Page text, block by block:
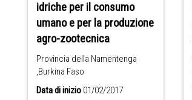
idriche per il consumo
umano e per la produzione
agro-zootecnica
Provincia della Namentenga
,Burkina Faso
Data di inizio 01/02/2017